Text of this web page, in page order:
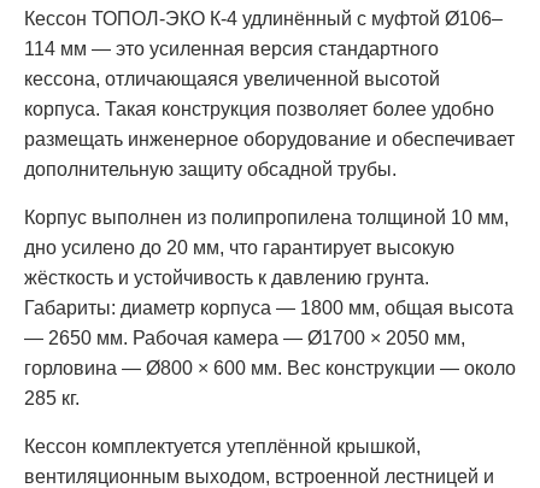
Кессон ТОПОЛ-ЭКО К-4 удлинённый с муфтой Ø106–
114 мм — это усиленная версия стандартного
кессона, отличающаяся увеличенной высотой
корпуса. Такая конструкция позволяет более удобно
размещать инженерное оборудование и обеспечивает
дополнительную защиту обсадной трубы.
Корпус выполнен из полипропилена толщиной 10 мм,
дно усилено до 20 мм, что гарантирует высокую
жёсткость и устойчивость к давлению грунта.
Габариты: диаметр корпуса — 1800 мм, общая высота
— 2650 мм. Рабочая камера — Ø1700 × 2050 мм,
горловина — Ø800 × 600 мм. Вес конструкции — около
285 кг.
Кессон комплектуется утеплённой крышкой,
вентиляционным выходом, встроенной лестницей и